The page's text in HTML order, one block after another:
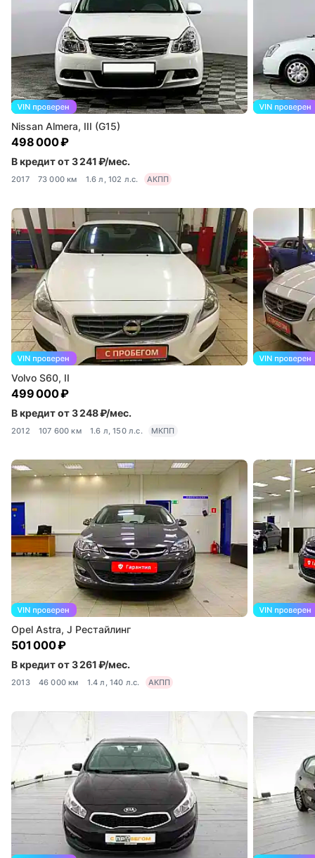
Nissan Almera, III (G15)
498 000 ₽
В кредит от 3 241 ₽/мес.
2017 73 000 км 1.6 л, 102 л.с. АКПП
Volvo S60, II
499 000 ₽
В кредит от 3 248 ₽/мес.
2012 107 600 км 1.6 л, 150 л.с. МКПП
Opel Astra, J Рестайлинг
501 000 ₽
В кредит от 3 261 ₽/мес.
2013 46 000 км 1.4 л, 140 л.с. АКПП